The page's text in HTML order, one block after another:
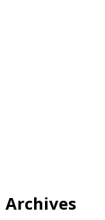
Archives